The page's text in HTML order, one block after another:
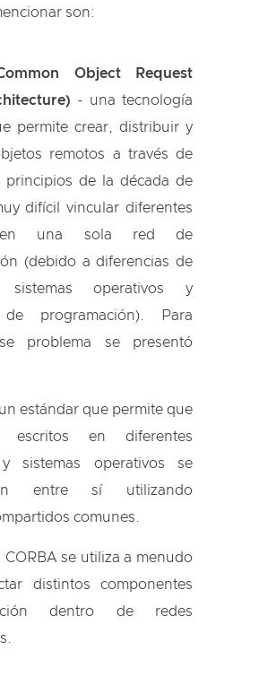
son:
Object Request
- una tecnología
permite crear, distribuir y
remotos a través de
principios de la década de
difícil vincular diferentes
en una sola red de
(debido a diferencias de
sistemas operativos y
de programación). Para
problema se presentó
estándar que permite que
escritos en diferentes
y sistemas operativos se
entre sí utilizando
comunes.
CORBA se utiliza a menudo
distintos componentes
dentro de redes